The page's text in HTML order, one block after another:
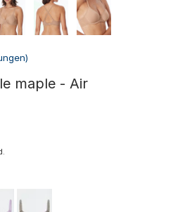
maple - Air